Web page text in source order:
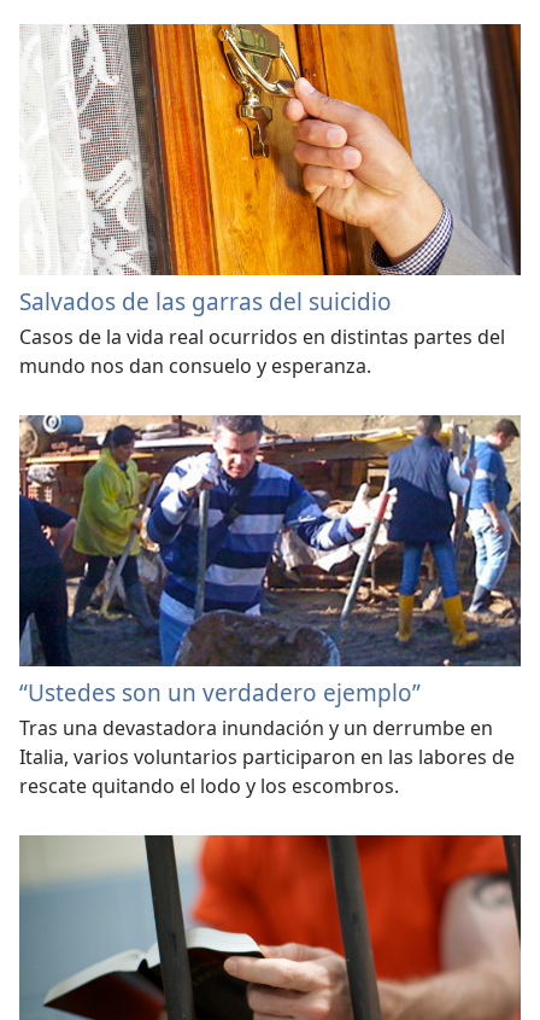
Salvados de las garras del suicidio
Casos de la vida real ocurridos en distintas partes del
mundo nos dan consuelo y esperanza.
“Ustedes son un verdadero ejemplo”
Tras una devastadora inundación y un derrumbe en
Italia, varios voluntarios participaron en las labores de
rescate quitando el lodo y los escombros.